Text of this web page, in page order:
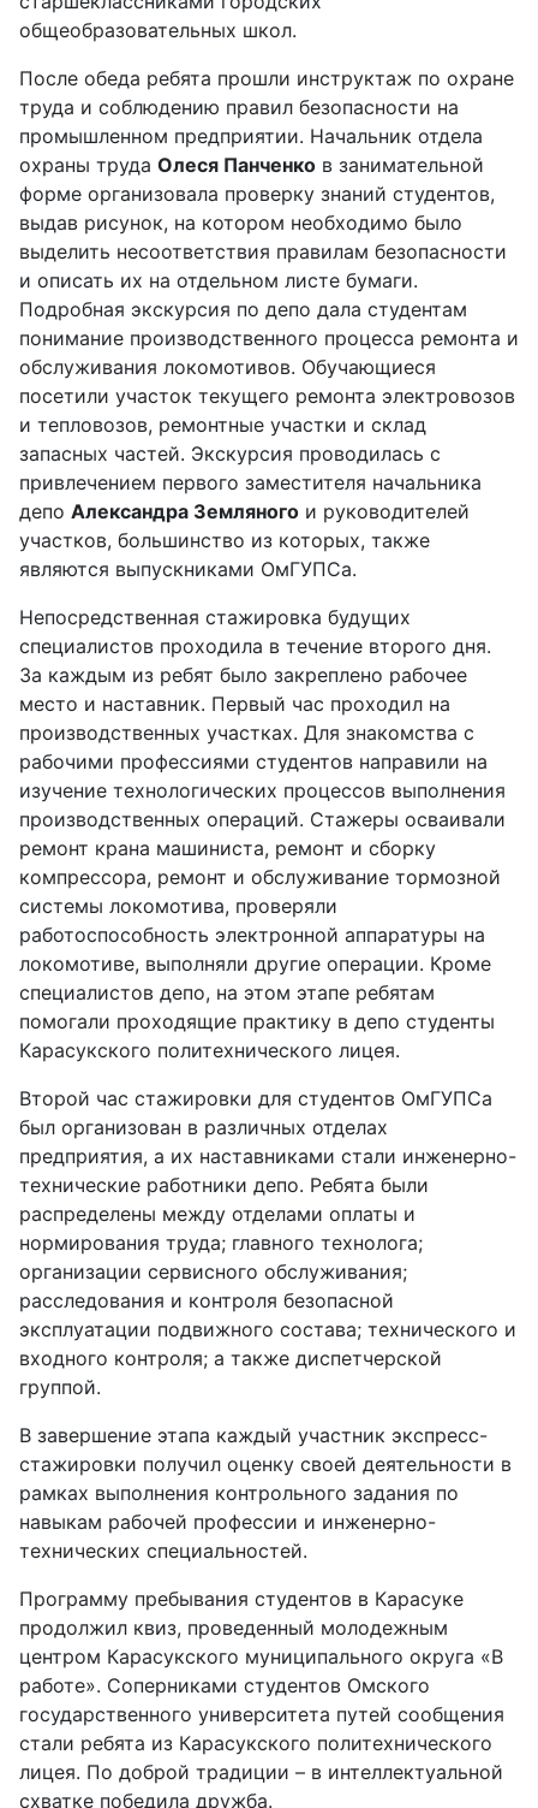
общеобразовательных школ.
После обеда ребята прошли инструктаж по охране
труда и соблюдению правил безопасности на
промышленном предприятии. Начальник отдела
охраны труда Олеся Панченко в занимательной
форме организовала проверку знаний студентов,
выдав рисунок, на котором необходимо было
выделить несоответствия правилам безопасности
и описать их на отдельном листе бумаги.
Подробная экскурсия по депо дала студентам
понимание производственного процесса ремонта и
обслуживания локомотивов. Обучающиеся
посетили участок текущего ремонта электровозов
и тепловозов, ремонтные участки и склад
запасных частей. Экскурсия проводилась с
привлечением первого заместителя начальника
депо Александра Земляного и руководителей
участков, большинство из которых, также
являются выпускниками ОмГУПСа.
Непосредственная стажировка будущих
специалистов проходила в течение второго дня.
За каждым из ребят было закреплено рабочее
место и наставник. Первый час проходил на
производственных участках. Для знакомства с
рабочими профессиями студентов направили на
изучение технологических процессов выполнения
производственных операций. Стажеры осваивали
ремонт крана машиниста, ремонт и сборку
компрессора, ремонт и обслуживание тормозной
системы локомотива, проверяли
работоспособность электронной аппаратуры на
локомотиве, выполняли другие операции. Кроме
специалистов депо, на этом этапе ребятам
помогали проходящие практику в депо студенты
Карасукского политехнического лицея.
Второй час стажировки для студентов ОмГУПСа
был организован в различных отделах
предприятия, а их наставниками стали инженерно-
технические работники депо. Ребята были
распределены между отделами оплаты и
нормирования труда; главного технолога;
организации сервисного обслуживания;
расследования и контроля безопасной
эксплуатации подвижного состава; технического и
входного контроля; а также диспетчерской
группой.
В завершение этапа каждый участник экспресс-
стажировки получил оценку своей деятельности в
рамках выполнения контрольного задания по
навыкам рабочей профессии и инженерно-
технических специальностей.
Программу пребывания студентов в Карасуке
продолжил квиз, проведенный молодежным
центром Карасукского муниципального округа «В
работе». Соперниками студентов Омского
государственного университета путей сообщения
стали ребята из Карасукского политехнического
лицея. По доброй традиции – в интеллектуальной
схватке победила дружба.